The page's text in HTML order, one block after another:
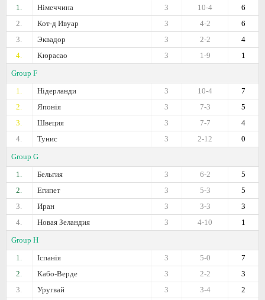
1.
Німеччина 6
10-4
3
2.
Кот-д Ивуар 6
4-2
3
3.
Эквадор 4
2-2
3
4.
Кюрасао 1
1-9
3
Group F
1.
Нідерланди 7
10-4
3
2.
Японія 5
7-3
3
3.
Швеция 4
7-7
3
4.
Тунис 0
2-12
3
Group G
1.
Бельгия 5
6-2
3
2.
Египет 5
5-3
3
3.
Иран 3
3-3
3
4.
Новая Зеландия 1
4-10
3
Group H
1.
Іспанія 7
5-0
3
2.
Кабо-Верде 3
2-2
3
3.
Уругвай 2
3-4
3